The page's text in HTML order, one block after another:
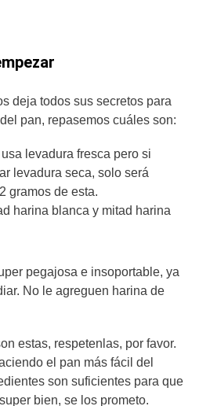
deja todos sus secretos para
pan, repasemos cuáles son:
levadura fresca pero si
levadura seca, solo será
gramos de esta.
harina blanca y mitad harina
pegajosa e insoportable, ya
No le agreguen harina de
estas, respetenlas, por favor.
el pan más fácil del
son suficientes para que
bien, se los prometo.